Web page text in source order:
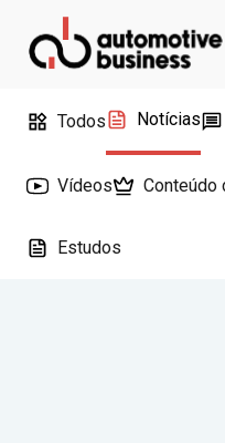
Todos Notícias
Vídeos Conteúdo
Estudos